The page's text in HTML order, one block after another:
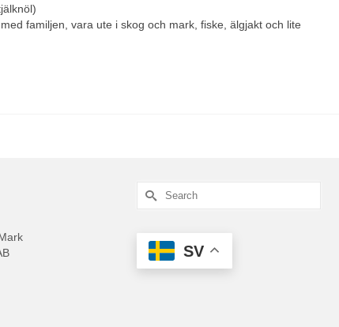
familjen, vara ute i skog och mark, fiske, älgjakt och lite
Search
for:
SV